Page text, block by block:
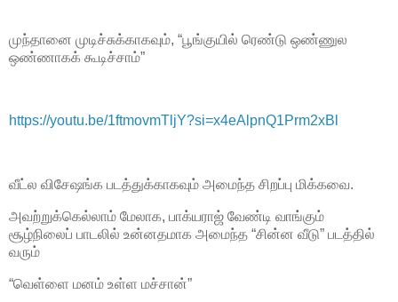
முந்தானை முடிச்சுக்காகவும், “பூங்குயில் ரெண்டு ஒண்ணுல
ஒண்ணாகக் கூடிச்சாம்”
https://youtu.be/1ftmovmTljY?si=x4eAlpnQ1Prm2xBl
வீட்ல விசேஷங்க படத்துக்காகவும் அமைந்த சிறப்பு மிக்கவை.
அவற்றுக்கெல்லாம் மேலாக, பாக்யராஜ் வேண்டி வாங்கும்
சூழ்நிலைப் பாடலில் உன்னதமாக அமைந்த “சின்ன வீடு” படத்தில்
வரும்
“வெள்ளை மனம் உள்ள மச்சான்”